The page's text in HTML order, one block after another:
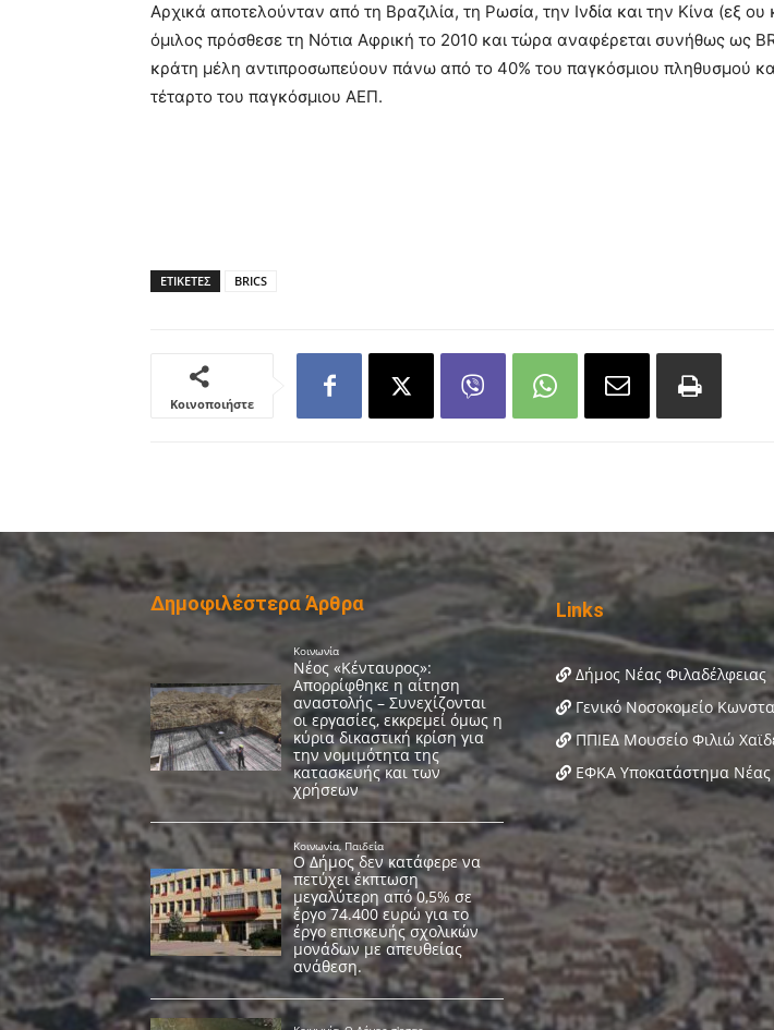
Αρχικά αποτελούνταν από τη Βραζιλία, τη Ρωσία, την Ινδία και την Κίνα (εξ ου
όμιλος πρόσθεσε τη Νότια Αφρική το 2010 και τώρα αναφέρεται συνήθως ως
κράτη μέλη αντιπροσωπεύουν πάνω από το 40% του παγκόσμιου πληθυσμού
τέταρτο του παγκόσμιου ΑΕΠ.
ΕΤΙΚΕΤΕΣ BRICS
Κοινοποιήστε
Δημοφιλέστερα Άρθρα Links
Δήμος Νέας Φιλαδέλφειας
Γενικό Νοσοκομείο
ΠΠΙΕΔ Μουσείο Φιλιώ
ΕΦΚΑ Υποκατάστημα Νέας